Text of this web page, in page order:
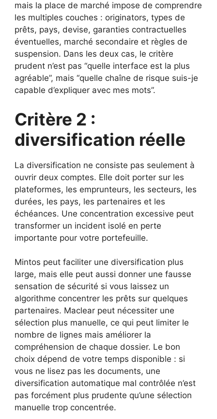
mais la place de marché impose de comprendre
les multiples couches : originators, types de
prêts, pays, devise, garanties contractuelles
éventuelles, marché secondaire et règles de
suspension. Dans les deux cas, le critère
prudent n’est pas “quelle interface est la plus
agréable”, mais “quelle chaîne de risque suis-je
capable d’expliquer avec mes mots”.
Critère 2 :
diversification réelle
La diversification ne consiste pas seulement à
ouvrir deux comptes. Elle doit porter sur les
plateformes, les emprunteurs, les secteurs, les
durées, les pays, les partenaires et les
échéances. Une concentration excessive peut
transformer un incident isolé en perte
importante pour votre portefeuille.
Mintos peut faciliter une diversification plus
large, mais elle peut aussi donner une fausse
sensation de sécurité si vous laissez un
algorithme concentrer les prêts sur quelques
partenaires. Maclear peut nécessiter une
sélection plus manuelle, ce qui peut limiter le
nombre de lignes mais améliorer la
compréhension de chaque dossier. Le bon
choix dépend de votre temps disponible : si
vous ne lisez pas les documents, une
diversification automatique mal contrôlée n’est
pas forcément plus prudente qu’une sélection
manuelle trop concentrée.